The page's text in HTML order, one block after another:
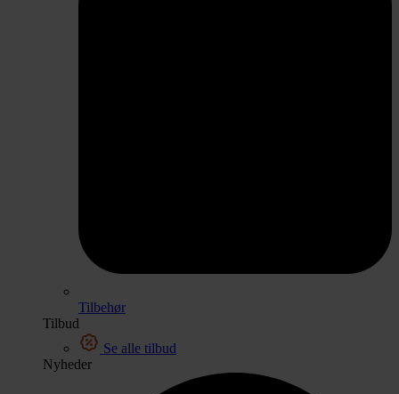
Tilbehør
Tilbud
Se alle tilbud
Nyheder